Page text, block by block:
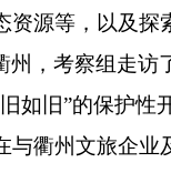
资源等，以及探
州，考察组走访
如旧”的保护
与衢州文旅企业